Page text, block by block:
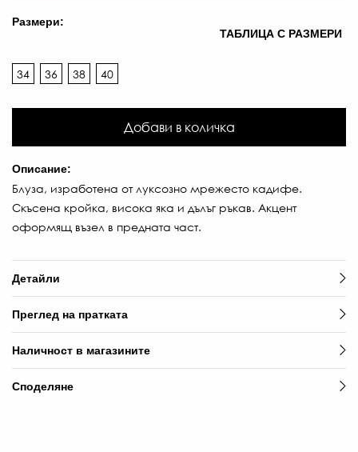
-
€
/
ЛВ.
Размери:
ТАБЛИЦА С РАЗМЕРИ
34 36 38 40
Добави в количка
Описание:
Блуза, изработена от луксозно мрежесто кадифе.
Скъсена кройка, висока яка и дълъг ръкав. Акцент
оформящ възел в предната част.
Детайли
Преглед на пратката
Наличност в магазините
Споделяне